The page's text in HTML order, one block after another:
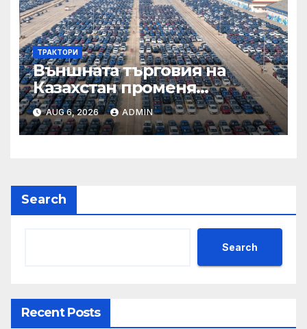
ТРАКТОРИ
Външната търговия на
Казахстан променя
структурата си – шест
тенденции
AUG 6, 2026 ADMIN
Search
Search
Recent Posts